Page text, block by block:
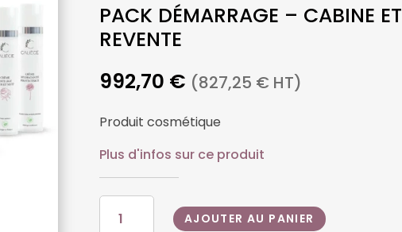
PACK DÉMARRAGE – CABINE ET
REVENTE
992,70 € (827,25 € HT)
Produit cosmétique
Plus d'infos sur ce produit
QUANTITÉ
AJOUTER AU PANIER